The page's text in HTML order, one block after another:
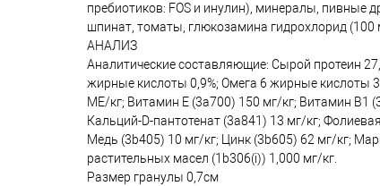
пребиотиков: FOS и инулин), минералы, пивные
шпинат, томаты, глюкозамина гидрохлорид (100
АНАЛИЗ
Аналитические составляющие: Сырой протеин
жирные кислоты 0,9%; Омега 6 жирные кислоты
МЕ/кг; Витамин Е (3a700) 150 мг/кг; Витамин B1
Кальций-D-пантотенат (3a841) 13 мг/кг;
Медь (3b405) 10 мг/кг; Цинк (3b605) 62 мг/кг;
растительных масел (1b306(i)) 1,000 мг/кг.
Размер гранулы 0,7см